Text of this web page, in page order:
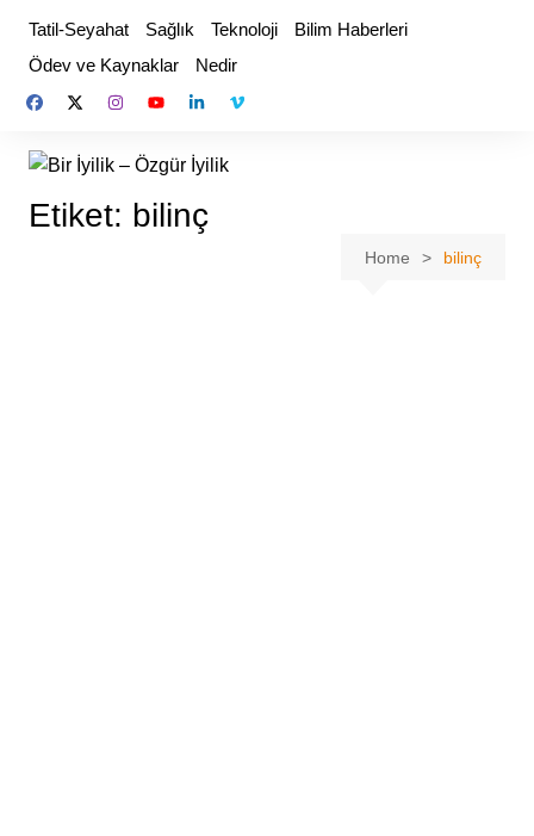
content
Tatil-Seyahat Sağlık Teknoloji
Bilim Haberleri
Ödev ve Kaynaklar
Nedir
Etiket: bilinç
Home bilinç